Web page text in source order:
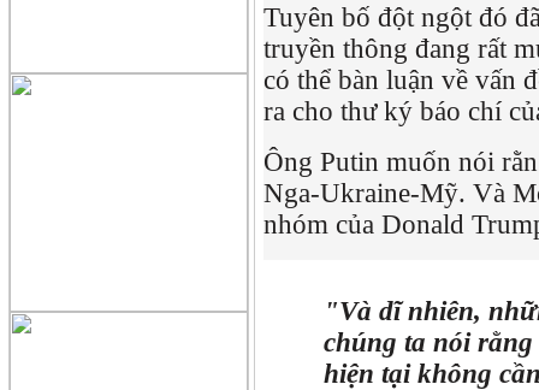
Tuyên bố đột ngột đó
truyền thông đang rất
có thể bàn luận về vấn
ra cho thư ký báo chí
Ông Putin muốn nói
Nga-Ukraine-Mỹ. Và
nhóm của Donald
"Và dĩ nhiên,
chúng ta nói
hiện tại không